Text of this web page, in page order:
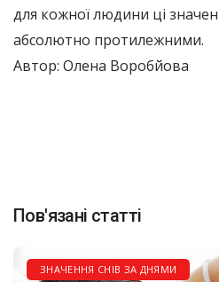
для кожної людини ці
абсолютно протилежними.
Автор: Олена Воробйова
Пов'язані статті
ЗНАЧЕННЯ СНІВ ЗА ДНЯМИ